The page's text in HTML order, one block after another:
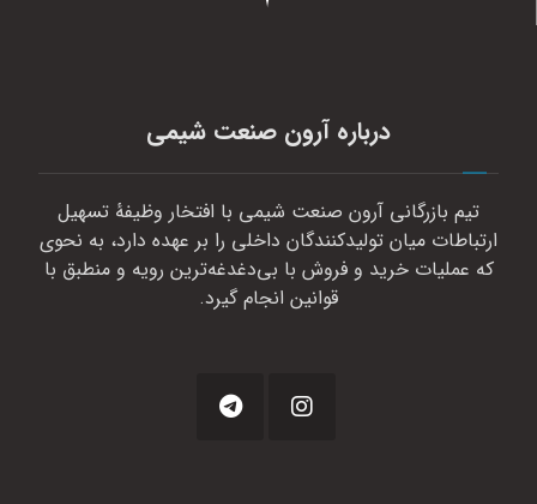
درباره آرون صنعت شیمی
تیم بازرگانی آرون صنعت شیمی با افتخار وظیفهٔ تسهیل
ارتباطات میان تولیدکنندگان داخلی را بر عهده دارد، به نحوی
که عملیات خرید و فروش با بی‌دغدغه‌ترین رویه و منطبق با
قوانین انجام گیرد.